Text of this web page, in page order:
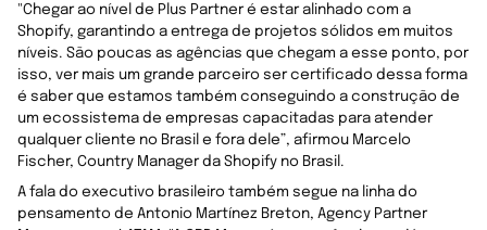
"Chegar ao nível de Plus Partner é estar alinhado com a
Shopify, garantindo a entrega de projetos sólidos em muitos
níveis. São poucas as agências que chegam a esse ponto, por
isso, ver mais um grande parceiro ser certificado dessa forma
é saber que estamos também conseguindo a construção de
um ecossistema de empresas capacitadas para atender
qualquer cliente no Brasil e fora dele”, afirmou Marcelo
Fischer, Country Manager da Shopify no Brasil.
A fala do executivo brasileiro também segue na linha do
pensamento de Antonio Martínez Breton, Agency Partner